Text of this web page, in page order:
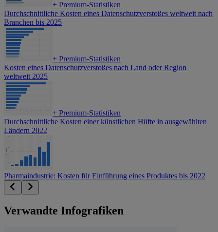
+ Premium-Statistiken
Durchschnittliche Kosten eines Datenschutzverstoßes weltweit nach
Branchen bis 2025
+ Premium-Statistiken
Kosten eines Datenschutzverstoßes nach Land oder Region
weltweit 2025
+ Premium-Statistiken
Durchschnittliche Kosten einer künstlichen Hüfte in ausgewählten
Ländern 2022
Pharmaindustrie: Kosten für Einführung eines Produktes bis 2022
Verwandte Infografiken